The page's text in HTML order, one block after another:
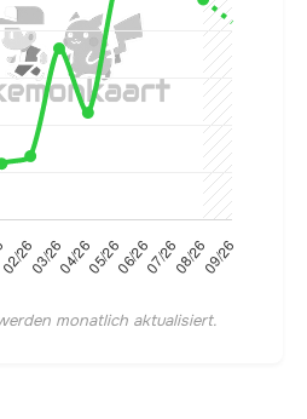
monatlich aktualisiert.